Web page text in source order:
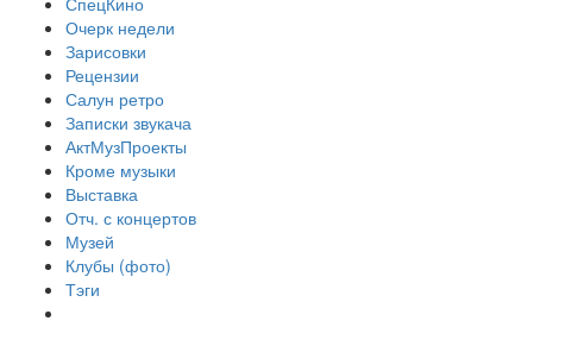
Очерк недели
Зарисовки
Рецензии
Салун ретро
Записки звукача
АктМузПроекты
Кроме музыки
Выставка
Отч. с концертов
Музей
Клубы (фото)
Тэги